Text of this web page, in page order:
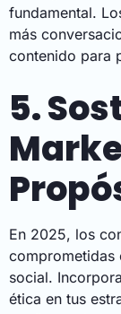
fundamental.
más
contenido para
5.
En 2025, los
comprometidas
social.
ética en tus